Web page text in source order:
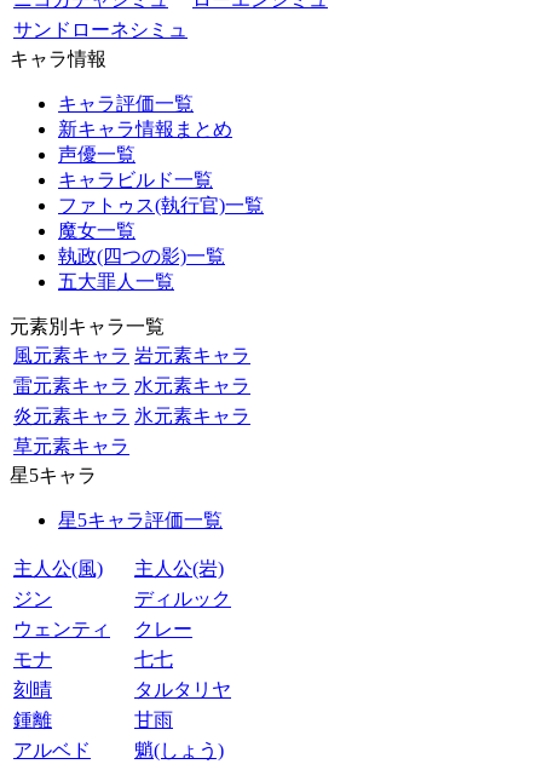
サンドローネシミュ
キャラ情報
キャラ評価一覧
新キャラ情報まとめ
声優一覧
キャラビルド一覧
ファトゥス(執行官)一覧
魔女一覧
執政(四つの影)一覧
五大罪人一覧
元素別キャラ一覧
風元素キャラ 岩元素キャラ
雷元素キャラ 水元素キャラ
炎元素キャラ 氷元素キャラ
草元素キャラ
星5キャラ
星5キャラ評価一覧
主人公(風)
主人公(岩)
ジン
ディルック
ウェンティ
クレー
モナ
七七
刻晴
タルタリヤ
鍾離
甘雨
アルベド
魈(しょう)